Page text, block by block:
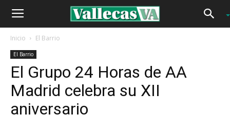
Inicio El Barrio
El Barrio
El Grupo 24 Horas de AA
Madrid celebra su XII
aniversario